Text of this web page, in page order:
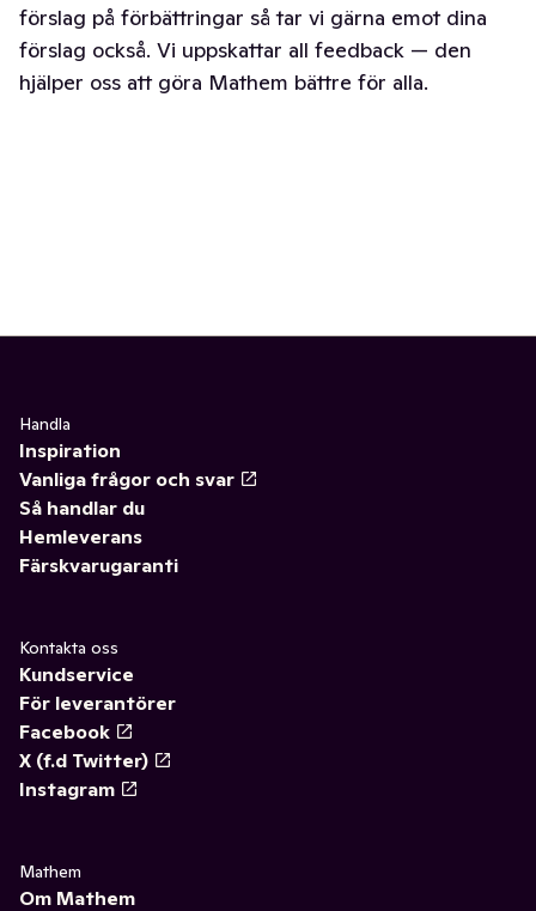
förslag på förbättringar så tar vi gärna emot dina
förslag också. Vi uppskattar all feedback — den
hjälper oss att göra Mathem bättre för alla.
Handla
Inspiration
Vanliga frågor och svar
Så handlar du
Hemleverans
Färskvarugaranti
Kontakta oss
Kundservice
För leverantörer
Facebook
X (f.d Twitter)
Instagram
Mathem
Om Mathem